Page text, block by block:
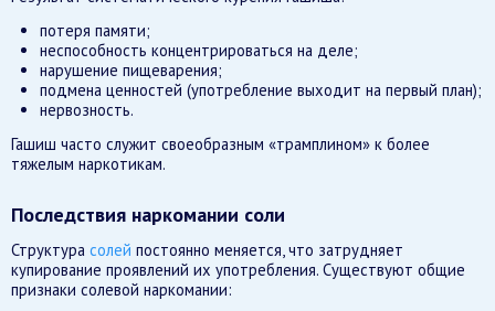
потеря памяти;
неспособность концентрироваться на деле;
нарушение пищеварения;
подмена ценностей (употребление выходит на первый план);
нервозность.
Гашиш часто служит своеобразным «трамплином» к более
тяжелым наркотикам.
Последствия наркомании соли
Структура солей постоянно меняется, что затрудняет
купирование проявлений их употребления. Существуют общие
признаки солевой наркомании: